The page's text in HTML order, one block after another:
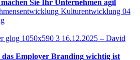
Sie Ihr Unternehmen agil
16.12.2025 – David
Employer Branding wichtig ist